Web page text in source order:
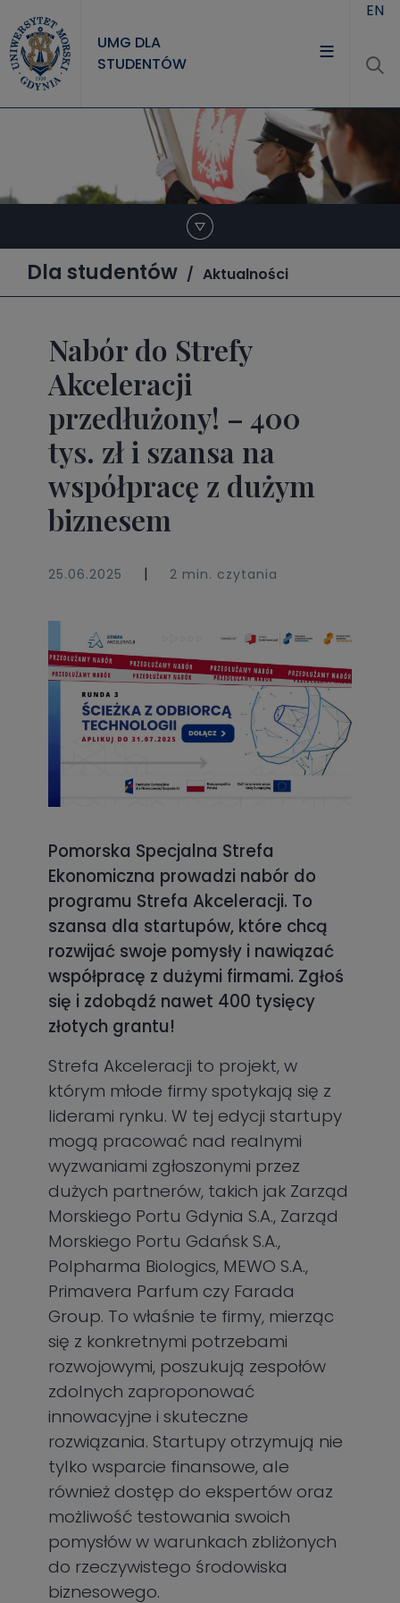
UMG DLA
STUDENTÓW
EN
Dla studentów Aktualności
Nabór do Strefy
Akceleracji
przedłużony! – 400
tys. zł i szansa na
współpracę z dużym
biznesem
25.06.2025 | 2 min. czytania
Pomorska Specjalna Strefa
Ekonomiczna prowadzi nabór do
programu Strefa Akceleracji. To
szansa dla startupów, które chcą
rozwijać swoje pomysły i nawiązać
współpracę z dużymi firmami. Zgłoś
się i zdobądź nawet 400 tysięcy
złotych grantu!
Strefa Akceleracji to projekt, w
którym młode firmy spotykają się z
liderami rynku. W tej edycji startupy
mogą pracować nad realnymi
wyzwaniami zgłoszonymi przez
dużych partnerów, takich jak Zarząd
Morskiego Portu Gdynia S.A., Zarząd
Morskiego Portu Gdańsk S.A.,
Polpharma Biologics, MEWO S.A.,
Primavera Parfum czy Farada
Group. To właśnie te firmy, mierząc
się z konkretnymi potrzebami
rozwojowymi, poszukują zespołów
zdolnych zaproponować
innowacyjne i skuteczne
rozwiązania. Startupy otrzymują nie
tylko wsparcie finansowe, ale
również dostęp do ekspertów oraz
możliwość testowania swoich
pomysłów w warunkach zbliżonych
do rzeczywistego środowiska
biznesowego.